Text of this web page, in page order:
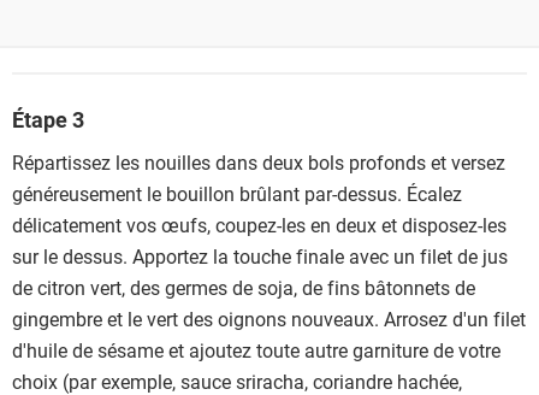
Étape 3
Répartissez les nouilles dans deux bols profonds et versez
généreusement le bouillon brûlant par-dessus. Écalez
délicatement vos œufs, coupez-les en deux et disposez-les
sur le dessus. Apportez la touche finale avec un filet de jus
de citron vert, des germes de soja, de fins bâtonnets de
gingembre et le vert des oignons nouveaux. Arrosez d'un filet
d'huile de sésame et ajoutez toute autre garniture de votre
choix (par exemple, sauce sriracha, coriandre hachée,